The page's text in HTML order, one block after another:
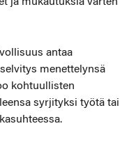
antaa
menettelynsä
kohtuullisten
syrjityksi työtä tai